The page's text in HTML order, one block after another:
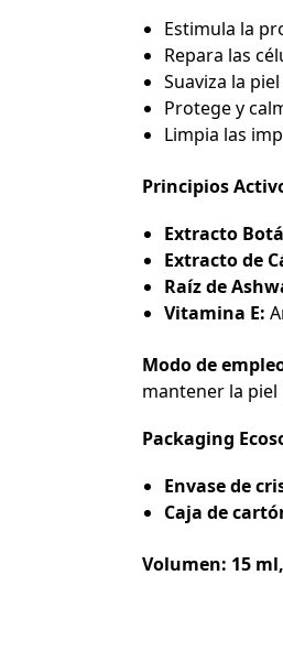
Estimula la
Repara las
Suaviza la
Protege y
Limpia las
Principios
Extracto
Extracto de
Raíz de
Vitamina E:
Modo de
mantener la
Packaging
Envase de
Caja de
Volumen: 15